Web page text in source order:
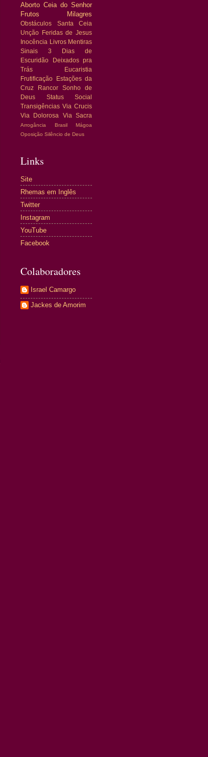
Aborto Ceia do Senhor
Frutos
Milagres
Obstáculos
Santa Ceia
Unção
Feridas de Jesus
Inocência
Livros Mentiras
Sinais
3 Dias de
Escuridão
Deixados pra
Trás
Eucaristia
Frutificação
Estações da
Cruz
Rancor
Sonho de
Deus
Status Social
Transigências Via Crucis
Via Dolorosa
Via Sacra
Arrogância Brasil
Mágoa
Oposição Silêncio de Deus
Links
Site
Rhemas em Inglês
Twitter
Instagram
YouTube
Facebook
Colaboradores
Israel Camargo
Jackes de Amorim